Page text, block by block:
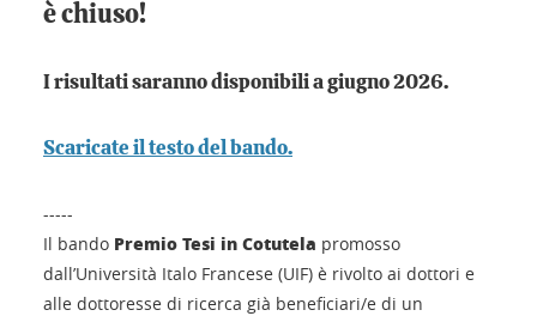
è chiuso!
I risultati saranno disponibili a giugno 2026.
Scaricate il testo del bando.
-----
Il bando Premio Tesi in Cotutela promosso
dall’Università Italo Francese (UIF) è rivolto ai dottori e
alle dottoresse di ricerca già beneficiari/e di un